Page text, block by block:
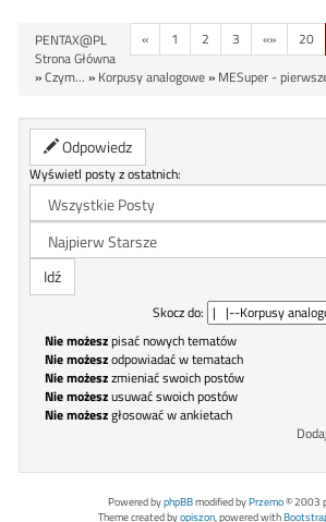
« 1 2 3 «» 20
PENTAX@PL
Strona Główna
»Czym... » Korpusy analogowe» MESuper -
Odpowiedz
Wyświetl posty z ostatnich:
Skocz do:
Nie możeszpisać nowych tematów
Nie możeszodpowiadać w tematach
Nie możeszzmieniać swoich postów
Nie możeszusuwać swoich postów
Nie możeszgłosować w ankietach
Powered byphpBBmodified byPrzemo© 2003
Theme created byopiszon, powered with